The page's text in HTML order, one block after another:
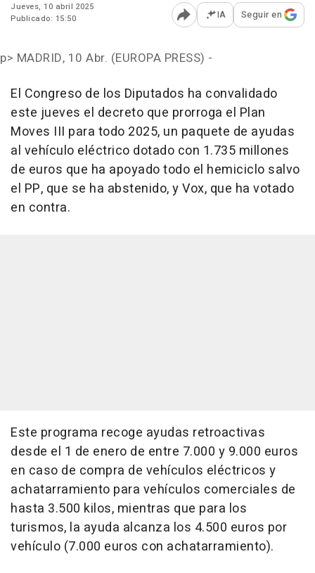
Jueves, 10 abril 2025
Publicado: 15:50
Abrir opciones para
IA Seguir en
p> MADRID, 10 Abr. (EUROPA PRESS) -
El Congreso de los Diputados ha convalidado
este jueves el decreto que prorroga el Plan
Moves III para todo 2025, un paquete de ayudas
al vehículo eléctrico dotado con 1.735 millones
de euros que ha apoyado todo el hemiciclo salvo
el PP, que se ha abstenido, y Vox, que ha votado
en contra.
Este programa recoge ayudas retroactivas
desde el 1 de enero de entre 7.000 y 9.000 euros
en caso de compra de vehículos eléctricos y
achatarramiento para vehículos comerciales de
hasta 3.500 kilos, mientras que para los
turismos, la ayuda alcanza los 4.500 euros por
vehículo (7.000 euros con achatarramiento).